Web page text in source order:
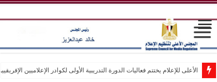
الأعلى للإعلام يختتم فعاليات الدورة التدريبية الأولى لكوادر الإعلاميين